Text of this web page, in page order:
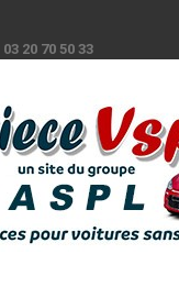
03 20 70 50 33